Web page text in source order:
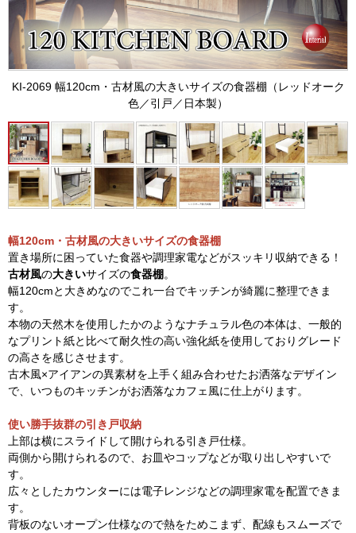
KI-2069 幅120cm・古材風の大きいサイズの食器棚（レッドオーク
色／引戸／日本製）
幅120cm・古材風の大きいサイズの食器棚
置き場所に困っていた食器や調理家電などがスッキリ収納できる！
古材風の大きいサイズの食器棚。
幅120cmと大きめなのでこれ一台でキッチンが綺麗に整理できま
す。
本物の天然木を使用したかのようなナチュラル色の本体は、一般的
なプリント紙と比べて耐久性の高い強化紙を使用しておりグレード
の高さを感じさせます。
古木風×アイアンの異素材を上手く組み合わせたお洒落なデザイン
で、いつものキッチンがお洒落なカフェ風に仕上がります。
使い勝手抜群の引き戸収納
上部は横にスライドして開けられる引き戸仕様。
両側から開けられるので、お皿やコップなどが取り出しやすいで
す。
広々としたカウンターには電子レンジなどの調理家電を配置できま
す。
背板のないオープン仕様なので熱をためこまず、配線もスムーズで